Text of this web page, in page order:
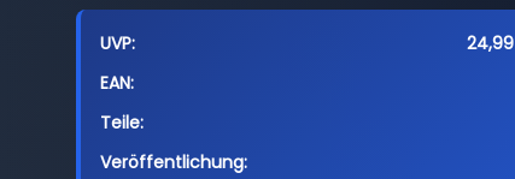
UVP:
EAN:
Teile:
Veröffentlichung: